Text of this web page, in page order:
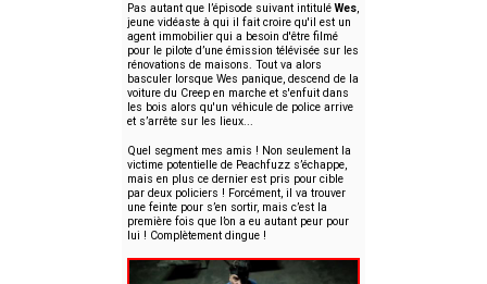
Pas autant que l’épisode suivant intituléWes,
jeune vidéaste à qui il fait croire qu'il est un
agent immobilier qui a besoin d'être filmé
pour le pilote d’une émission télévisée sur les
rénovations de maisons. Tout va alors
basculer lorsque Wes panique, descend de la
voiture du Creep en marche et s'enfuit dans
les bois alors qu'un véhicule de police arrive
et s’arrête sur les lieux...
Quel segment mes amis ! Non seulement la
victime potentielle de Peachfuzz s’échappe,
mais en plus ce dernier est pris pour cible
par deux policiers ! Forcément, il va trouver
une feinte pour s’en sortir, mais c’est la
première fois que l’on a eu autant peur pour
lui ! Complètement dingue !